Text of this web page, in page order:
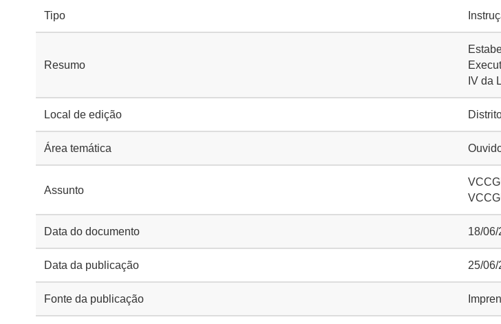
Tipo
Resumo
IV da
Local de edição
Área temática
Assunto
Data do documento 18/
Data da publicação 25/
Fonte da publicação